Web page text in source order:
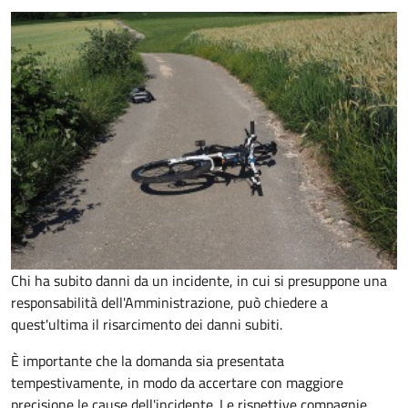
Chi ha subito danni da un incidente, in cui si presuppone una
responsabilità dell'Amministrazione, può chiedere a
quest'ultima il risarcimento dei danni subiti.
È importante che la domanda sia presentata
tempestivamente, in modo da accertare con maggiore